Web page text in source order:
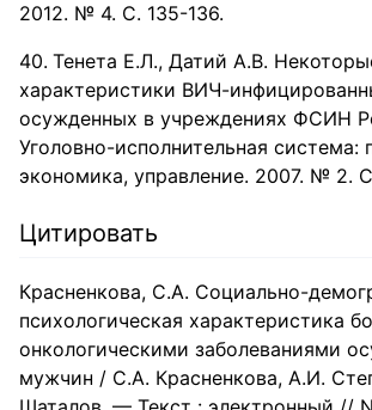
2012. № 4. С. 135-136.
Тенета Е.Л., Датий А.В.
характеристики ВИЧ-
осужденных в учреждениях ФСИН
Уголовно-исполнительная система:
экономика, управление. 2007. № 2.
Цитировать
Красненкова, С.А. Социально-
психологическая характеристика
онкологическими заболеваниями
мужчин / С.А. Красненкова, А.И.